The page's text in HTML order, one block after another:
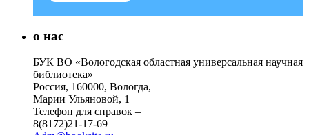
о нас
БУК ВО «Вологодская областная универсальная научная
библиотека»
Россия, 160000, Вологда,
Марии Ульяновой, 1
Телефон для справок –
8(8172)21-17-69